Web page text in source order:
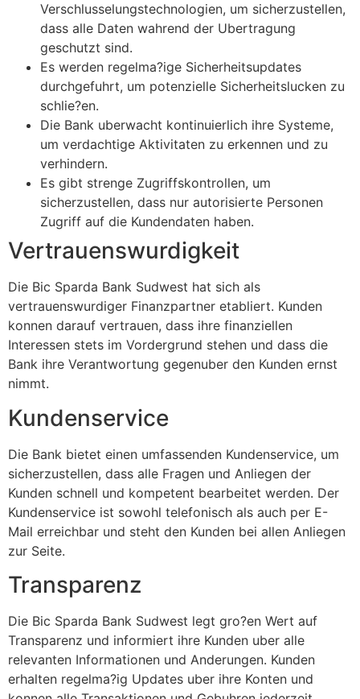
Verschlusselungstechnologien, um sicherzustellen,
dass alle Daten wahrend der Ubertragung
geschutzt sind.
Es werden regelma?ige Sicherheitsupdates
durchgefuhrt, um potenzielle Sicherheitslucken zu
schlie?en.
Die Bank uberwacht kontinuierlich ihre Systeme,
um verdachtige Aktivitaten zu erkennen und zu
verhindern.
Es gibt strenge Zugriffskontrollen, um
sicherzustellen, dass nur autorisierte Personen
Zugriff auf die Kundendaten haben.
Vertrauenswurdigkeit
Die Bic Sparda Bank Sudwest hat sich als
vertrauenswurdiger Finanzpartner etabliert. Kunden
konnen darauf vertrauen, dass ihre finanziellen
Interessen stets im Vordergrund stehen und dass die
Bank ihre Verantwortung gegenuber den Kunden ernst
nimmt.
Kundenservice
Die Bank bietet einen umfassenden Kundenservice, um
sicherzustellen, dass alle Fragen und Anliegen der
Kunden schnell und kompetent bearbeitet werden. Der
Kundenservice ist sowohl telefonisch als auch per E-
Mail erreichbar und steht den Kunden bei allen Anliegen
zur Seite.
Transparenz
Die Bic Sparda Bank Sudwest legt gro?en Wert auf
Transparenz und informiert ihre Kunden uber alle
relevanten Informationen und Anderungen. Kunden
erhalten regelma?ig Updates uber ihre Konten und